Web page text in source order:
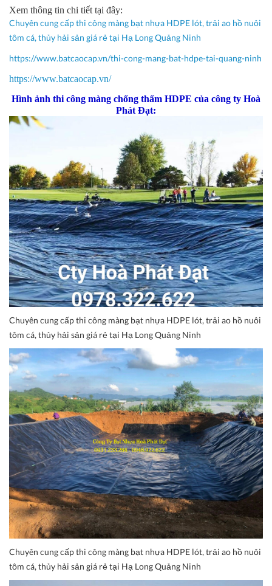
Xem thông tin chi tiết tại đây:
Chuyên cung cấp thi công màng bạt nhựa HDPE lót, trải ao hồ nuôi
tôm cá, thủy hải sản giá rẻ tại Hạ Long Quảng Ninh
https://www.batcaocap.vn/thi-cong-mang-bat-hdpe-tai-quang-ninh
https://www.batcaocap.vn/
Hình ảnh thi công màng chống thấm HDPE của công ty Hoà
Phát Đạt:
Chuyên cung cấp thi công màng bạt nhựa HDPE lót, trải ao hồ nuôi
tôm cá, thủy hải sản giá rẻ tại Hạ Long Quảng Ninh
Chuyên cung cấp thi công màng bạt nhựa HDPE lót, trải ao hồ nuôi
tôm cá, thủy hải sản giá rẻ tại Hạ Long Quảng Ninh